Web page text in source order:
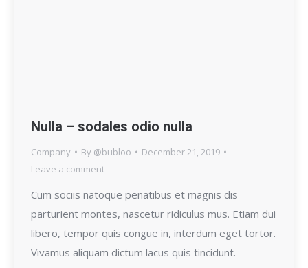
Nulla – sodales odio nulla
Company By @bubloo
December 21, 2019
Leave a comment
Cum sociis natoque penatibus et magnis dis
parturient montes, nascetur ridiculus mus. Etiam dui
libero, tempor quis congue in, interdum eget tortor.
Vivamus aliquam dictum lacus quis tincidunt.